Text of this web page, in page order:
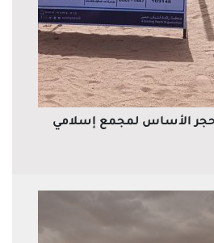
حجر الأساس لمجمع إسلامي